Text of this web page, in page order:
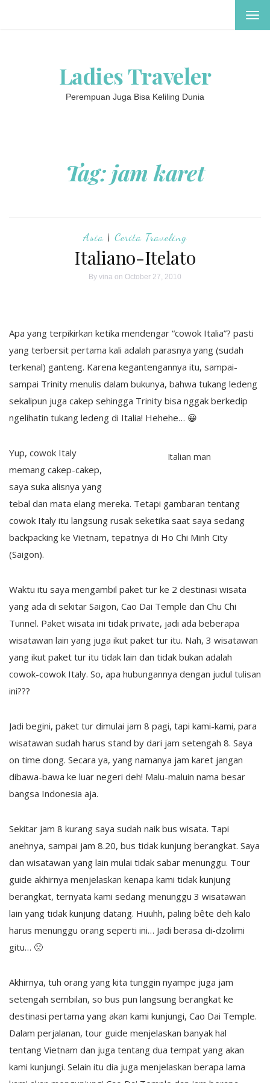
Ladies Traveler
Perempuan Juga Bisa Keliling Dunia
Tag:jam karet
Asia | Cerita Traveling
Italiano-Itelato
By vina on October 27, 2010
Apa yang terpikirkan ketika mendengar “cowok Italia”? pasti
yang terbersit pertama kali adalah parasnya yang (sudah
terkenal) ganteng. Karena kegantengannya itu, sampai-
sampai Trinity menulis dalam bukunya, bahwa tukang ledeng
sekalipun juga cakep sehingga Trinity bisa nggak berkedip
ngelihatin tukang ledeng di Italia! Hehehe… 😀
Italian man
Yup, cowok Italy
memang cakep-cakep,
saya suka alisnya yang
tebal dan mata elang mereka. Tetapi gambaran tentang
cowok Italy itu langsung rusak seketika saat saya sedang
backpacking ke Vietnam, tepatnya di Ho Chi Minh City
(Saigon).
Waktu itu saya mengambil paket tur ke 2 destinasi wisata
yang ada di sekitar Saigon, Cao Dai Temple dan Chu Chi
Tunnel. Paket wisata ini tidak private, jadi ada beberapa
wisatawan lain yang juga ikut paket tur itu. Nah, 3 wisatawan
yang ikut paket tur itu tidak lain dan tidak bukan adalah
cowok-cowok Italy. So, apa hubungannya dengan judul tulisan
ini???
Jadi begini, paket tur dimulai jam 8 pagi, tapi kami-kami, para
wisatawan sudah harus stand by dari jam setengah 8. Saya
on time dong. Secara ya, yang namanya jam karet jangan
dibawa-bawa ke luar negeri deh! Malu-maluin nama besar
bangsa Indonesia aja.
Sekitar jam 8 kurang saya sudah naik bus wisata. Tapi
anehnya, sampai jam 8.20, bus tidak kunjung berangkat. Saya
dan wisatawan yang lain mulai tidak sabar menunggu. Tour
guide akhirnya menjelaskan kenapa kami tidak kunjung
berangkat, ternyata kami sedang menunggu 3 wisatawan
lain yang tidak kunjung datang. Huuhh, paling bête deh kalo
harus menunggu orang seperti ini… Jadi berasa di-dzolimi
gitu… 🙁
Akhirnya, tuh orang yang kita tunggin nyampe juga jam
setengah sembilan, so bus pun langsung berangkat ke
destinasi pertama yang akan kami kunjungi, Cao Dai Temple.
Dalam perjalanan, tour guide menjelaskan banyak hal
tentang Vietnam dan juga tentang dua tempat yang akan
kami kunjungi. Selain itu dia juga menjelaskan berapa lama